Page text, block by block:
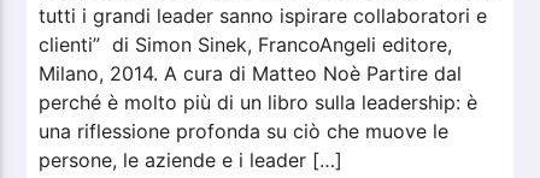
tutti i grandi leader sanno ispirare collaboratori e
clienti” di Simon Sinek, FrancoAngeli editore,
Milano, 2014. A cura di Matteo Noè Partire dal
perché è molto più di un libro sulla leadership: è
una riflessione profonda su ciò che muove le
persone, le aziende e i leader […]